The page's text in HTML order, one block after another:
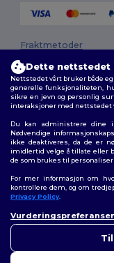
Fraktmetoder
Generelle Vilkår|
informasjonskapsler|
Følg oss
Dette nettstedet
Nettstedet vårt bruker både
generelle funksjonaliteten,
sikre en jevn og personlig
interaksjoner med nettstedet
Du kan administrere dine
Nødvendige
ikke deaktiveres, da de er
imidlertid velge å tillate eller
de som brukes til
For mer informasjon om
kontrollere dem, og om
Privacy Policy.
Vurderingspreferanser